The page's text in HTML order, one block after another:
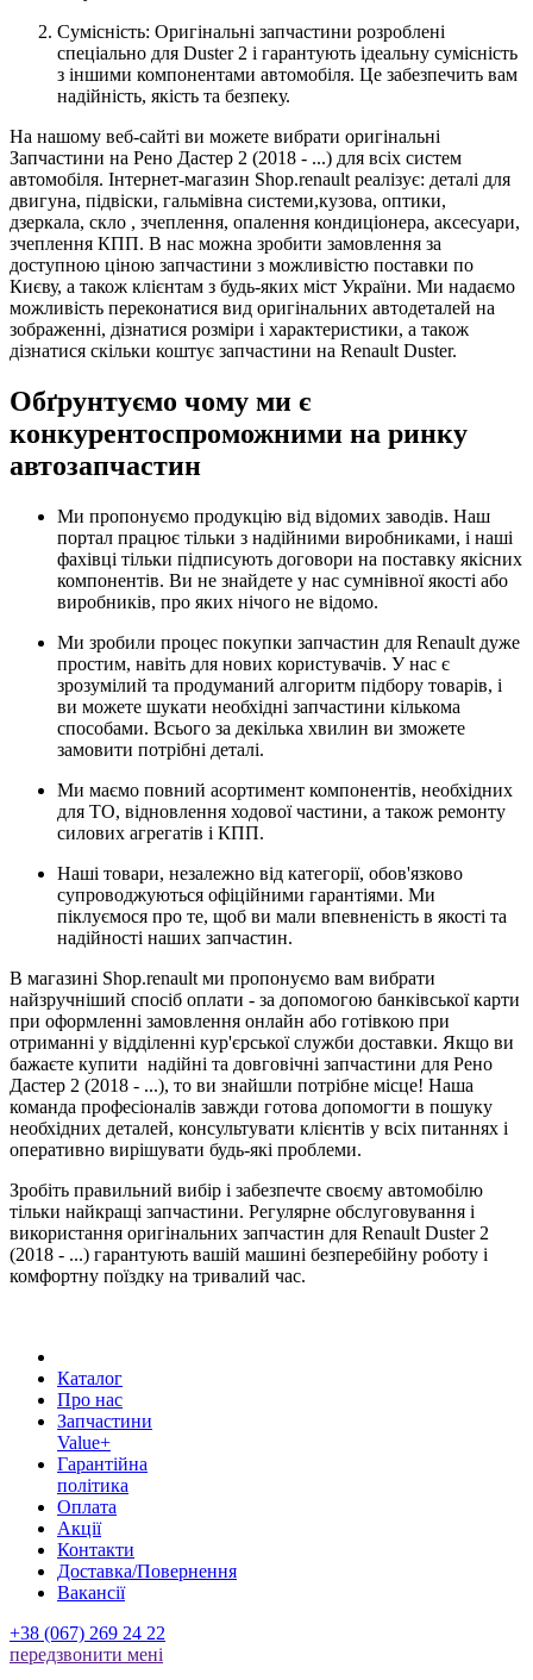
Сумісність: Оригінальні запчастини розроблені
спеціально для Duster 2 і гарантують ідеальну сумісність
з іншими компонентами автомобіля. Це забезпечить вам
надійність, якість та безпеку.
На нашому веб-сайті ви можете вибрати оригінальні
Запчастини на Рено Дастер 2 (2018 - ...) для всіх систем
автомобіля. Інтернет-магазин Shop.renault реалізує: деталі для
двигуна, підвіски, гальмівна системи,кузова, оптики,
дзеркала, скло , зчеплення, опалення кондиціонера, аксесуари,
зчеплення КПП. В нас можна зробити замовлення за
доступною ціною запчастини з можливістю поставки по
Києву, а також клієнтам з будь-яких міст України. Ми надаємо
можливість переконатися вид оригінальних автодеталей на
зображенні, дізнатися розміри і характеристики, а також
дізнатися скільки коштує запчастини на Renault Duster.
Обґрунтуємо чому ми є
конкурентоспроможними на ринку
автозапчастин
Ми пропонуємо продукцію від відомих заводів. Наш
портал працює тільки з надійними виробниками, і наші
фахівці тільки підписують договори на поставку якісних
компонентів. Ви не знайдете у нас сумнівної якості або
виробників, про яких нічого не відомо.
Ми зробили процес покупки запчастин для Renault дуже
простим, навіть для нових користувачів. У нас є
зрозумілий та продуманий алгоритм підбору товарів, і
ви можете шукати необхідні запчастини кількома
способами. Всього за декілька хвилин ви зможете
замовити потрібні деталі.
Ми маємо повний асортимент компонентів, необхідних
для ТО, відновлення ходової частини, а також ремонту
силових агрегатів і КПП.
Наші товари, незалежно від категорії, обов'язково
супроводжуються офіційними гарантіями. Ми
піклуємося про те, щоб ви мали впевненість в якості та
надійності наших запчастин.
В магазині Shop.renault ми пропонуємо вам вибрати
найзручніший спосіб оплати - за допомогою банківської карти
при оформленні замовлення онлайн або готівкою при
отриманні у відділенні кур'єрської служби доставки. Якщо ви
бажаєте купити надійні та довговічні запчастини для Рено
Дастер 2 (2018 - ...), то ви знайшли потрібне місце! Наша
команда професіоналів завжди готова допомогти в пошуку
необхідних деталей, консультувати клієнтів у всіх питаннях і
оперативно вирішувати будь-які проблеми.
Зробіть правильний вибір і забезпечте своєму автомобілю
тільки найкращі запчастини. Регулярне обслуговування і
використання оригінальних запчастин для Renault Duster 2
(2018 - ...) гарантують вашій машині безперебійну роботу і
комфортну поїздку на тривалий час.
Каталог
Про нас
Запчастини
Value+
Гарантійна
політика
Оплата
Акції
Контакти
Доставка/Повернення
Вакансії
+38 (067) 269 24 22
передзвонити менi